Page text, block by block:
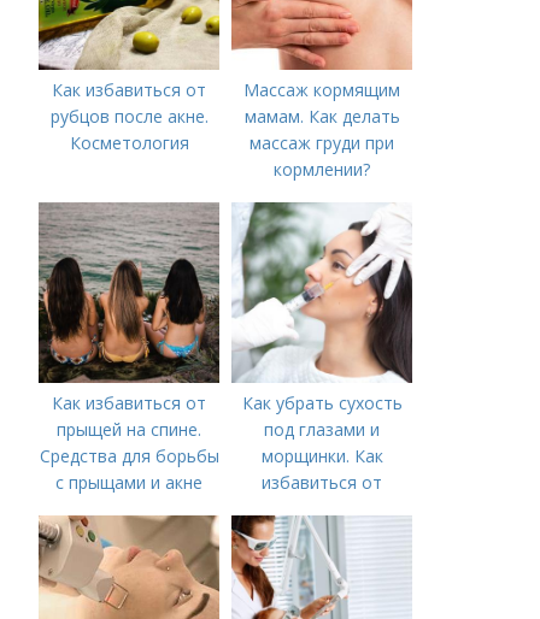
Как избавиться от
рубцов после акне.
Косметология
Массаж кормящим
мамам. Как делать
массаж груди при
кормлении?
Как избавиться от
прыщей на спине.
Средства для борьбы
с прыщами и акне
Как убрать сухость
под глазами и
морщинки. Как
избавиться от
косметологические
процедуры